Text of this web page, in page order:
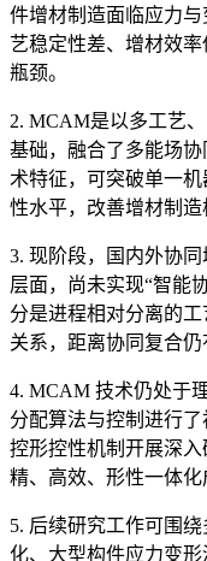
件增材制造面临应力
艺稳定性差、增材效
瓶颈。
2. MCAM是以多工艺
基础，融合了多能场
术特征，可突破单一
性水平，改善增材制造
3. 现阶段，国内外协
层面，尚未实现“智能
分是进程相对分离的
关系，距离协同复合仍
4. MCAM 技术仍处于
分配算法与控制进行
控形控性机制开展深
精、高效、形性一体化
5. 后续研究工作可围
化、大型构件应力变